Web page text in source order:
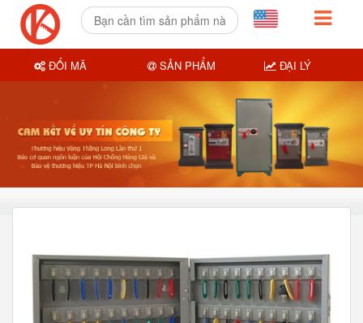
ĐỔI MÃ SẢN PHẨM ĐẠI LÝ